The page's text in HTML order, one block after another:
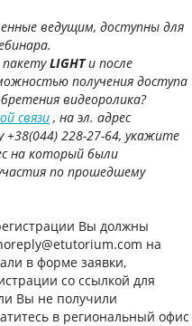
ведущим, доступны для
пакетуLIGHTи после
получения доступа
видеоролика?
связи , на эл. адрес
+38(044) 228-27-64, укажите
на который были
по прошедшему
Вы должны
на
в форме заявки,
со ссылкой для
Вы не получили
в региональный офис